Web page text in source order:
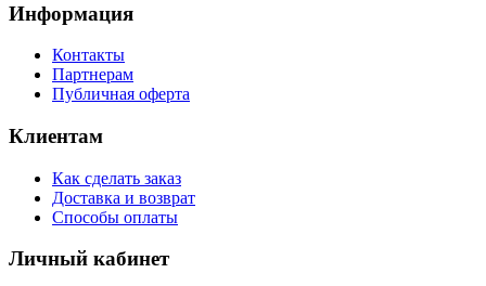
Информация
Контакты
Партнерам
Публичная оферта
Клиентам
Как сделать заказ
Доставка и возврат
Способы оплаты
Личный кабинет